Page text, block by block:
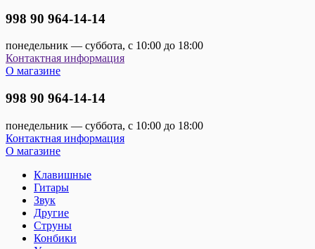
998 90 964-14-14
понедельник — суббота, с 10:00 до 18:00
Контактная информация
О магазине
998 90 964-14-14
понедельник — суббота, с 10:00 до 18:00
Контактная информация
О магазине
Клавишные
Гитары
Звук
Другие
Струны
Конбики